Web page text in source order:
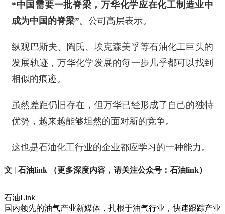
“中国需要一批脊梁，万华化学应在化工制造业中
成为中国的脊梁”。公司高层表示。
纵观巴斯夫、陶氏、埃克森美孚等石油化工巨头的
发展轨迹，万华化学发展的每一步几乎都可以找到
相似的痕迹。
虽然差距仍旧存在，但万华已经形成了自己的独特
优势，越来越能够坦然的面对新的竞争。
这也是石油化工行业的企业都应学习的一种能力。
文 | 石油link （更多深度内容，请关注公众号：石油link）
石油Link
国内领先的油气产业新媒体，扎根于油气行业，快速跟踪产业